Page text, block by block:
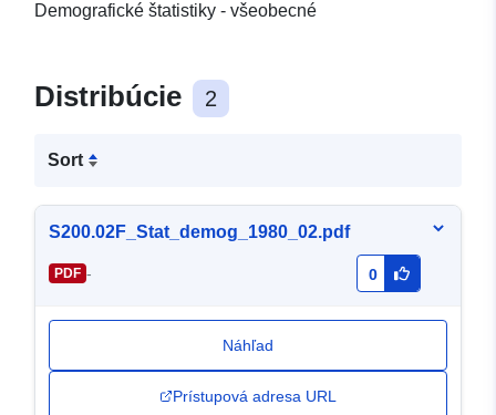
Demografické štatistiky - všeobecné
Distribúcie 2
Sort
S200.02F_Stat_demog_1980_02.pdf
PDF - 0
Náhľad
Prístupová adresa URL